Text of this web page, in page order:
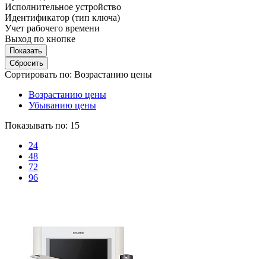
Исполнительное устройство
Идентификатор (тип ключа)
Учет рабочего времени
Выход по кнопке
Сортировать по: Возрастанию цены
Возрастанию цены
Убыванию цены
Показывать по: 15
24
48
72
96